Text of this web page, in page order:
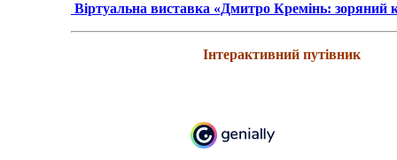
Віртуальна виставка «Дмитро Кремінь: зоряний
Інтерактивний путівник